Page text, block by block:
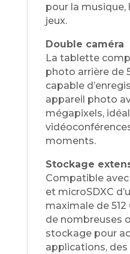
pour la musique,
jeux.
Double caméra
La tablette
photo arrière de
capable
appareil photo
mégapixels,
moments.
Stockage
Compatible
et microSDXC
maximale de
de nombreuses
stockage pour
applications,